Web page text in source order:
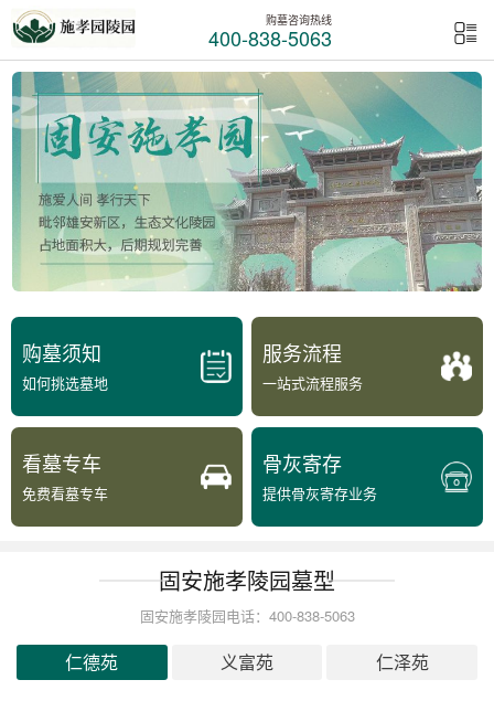
购墓咨询热线
400-838-5063
购墓须知
如何挑选墓地
服务流程
一站式流程服务
看墓专车
免费看墓专车
骨灰寄存
提供骨灰寄存业务
固安施孝陵园墓型
固安施孝陵园电话：400-838-5063
仁德苑 义富苑 仁泽苑